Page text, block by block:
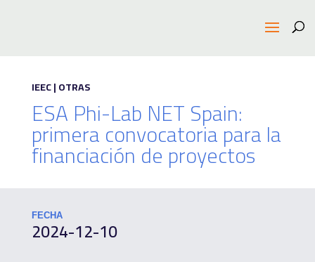
IEEC | OTRAS
ESA Phi-Lab NET Spain:
primera convocatoria para la
financiación de proyectos
FECHA
2024-12-10